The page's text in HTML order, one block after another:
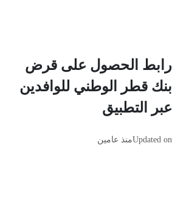
رابط الحصول على قرض
بنك قطر الوطني للوافدين
عبر التطبيق
Updated onمنذ عامين